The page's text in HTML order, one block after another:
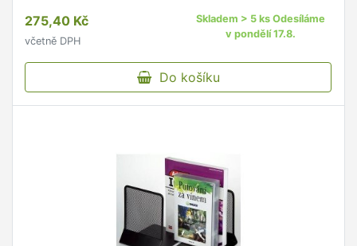
275,40 Kč
včetně DPH
Skladem > 5 ks Odesíláme
v pondělí 17.8.
Do košíku